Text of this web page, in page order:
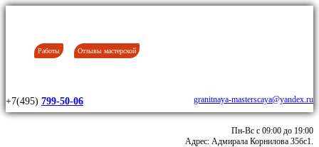
Работы Отзывы мастерской
+7(495) 799-50-06 granitnaya-masterscaya@yandex.ru
Пн-Вс с 09:00 до 19:00
Адрес: Адмирала Корнилова 35бс1.